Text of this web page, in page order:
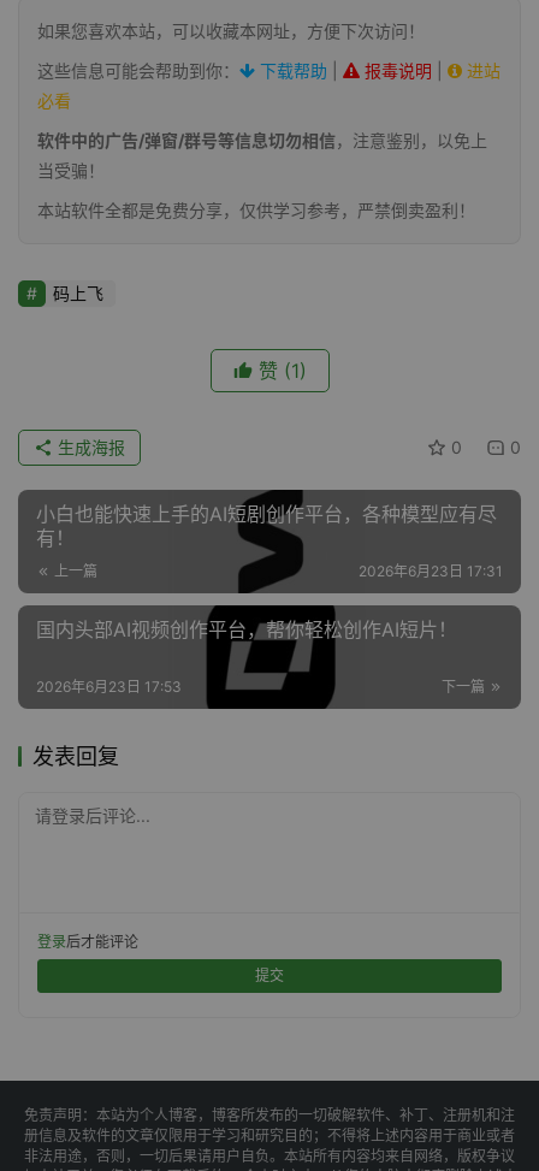
如果您喜欢本站，可以收藏本网址，方便下次访问！
这些信息可能会帮助到你：
下载帮助 报毒说明
进站
必看
软件中的广告/弹窗/群号等信息切勿相信，注意鉴别，以免上
当受骗！
本站软件全都是免费分享，仅供学习参考，严禁倒卖盈利！
码上飞
赞 (1)
0 0
生成海报
小白也能快速上手的AI短剧创作平台，各种模型应有尽
有！
上一篇 2026年6月23日 17:31
国内头部AI视频创作平台，帮你轻松创作AI短片！
下一篇
2026年6月23日 17:53
发表回复
请登录后评论...
登录后才能评论
提交
免责声明：本站为个人博客，博客所发布的一切破解软件、补丁、注册机和注
册信息及软件的文章仅限用于学习和研究目的；不得将上述内容用于商业或者
非法用途，否则，一切后果请用户自负。本站所有内容均来自网络，版权争议